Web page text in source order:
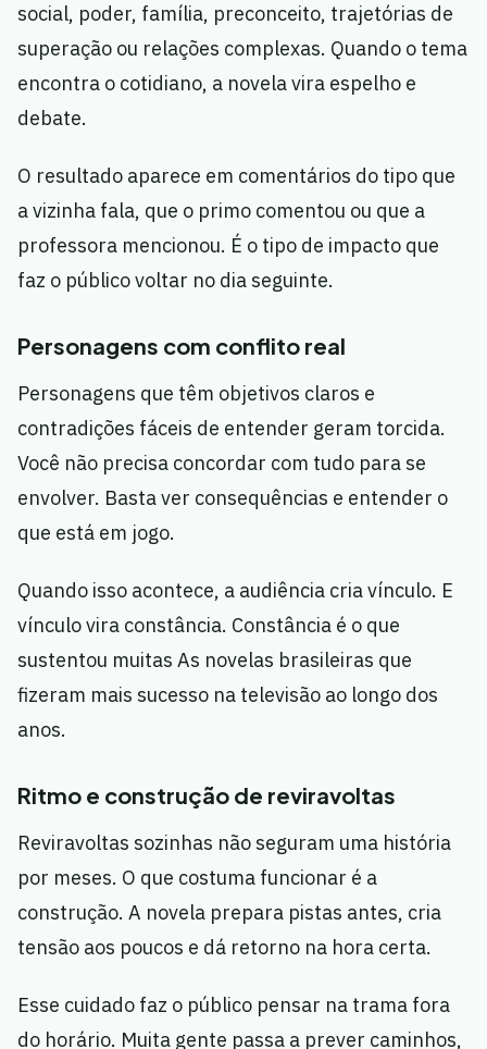
social, poder, família, preconceito, trajetórias de
superação ou relações complexas. Quando o tema
encontra o cotidiano, a novela vira espelho e
debate.
O resultado aparece em comentários do tipo que
a vizinha fala, que o primo comentou ou que a
professora mencionou. É o tipo de impacto que
faz o público voltar no dia seguinte.
Personagens com conflito real
Personagens que têm objetivos claros e
contradições fáceis de entender geram torcida.
Você não precisa concordar com tudo para se
envolver. Basta ver consequências e entender o
que está em jogo.
Quando isso acontece, a audiência cria vínculo. E
vínculo vira constância. Constância é o que
sustentou muitas As novelas brasileiras que
fizeram mais sucesso na televisão ao longo dos
anos.
Ritmo e construção de reviravoltas
Reviravoltas sozinhas não seguram uma história
por meses. O que costuma funcionar é a
construção. A novela prepara pistas antes, cria
tensão aos poucos e dá retorno na hora certa.
Esse cuidado faz o público pensar na trama fora
do horário. Muita gente passa a prever caminhos,